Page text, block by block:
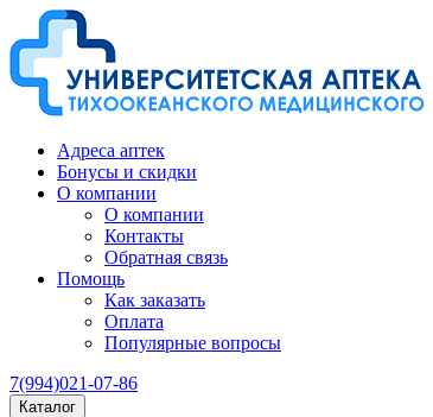
Адреса аптек
Бонусы и скидки
О компании
О компании
Контакты
Обратная связь
Помощь
Как заказать
Оплата
Популярные вопросы
7(994)021-07-86
Каталог